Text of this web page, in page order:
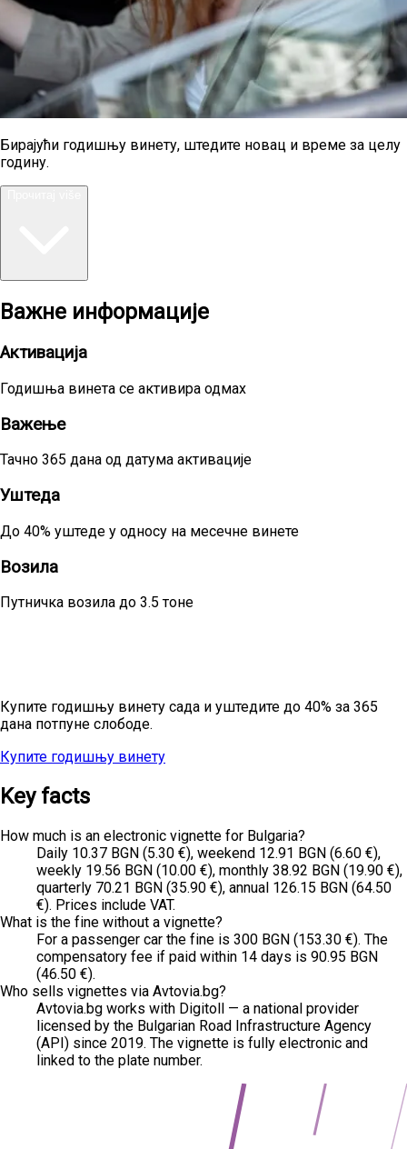
Бирајући годишњу винету, штедите новац и време за целу
годину.
Важне информације
Активација
Годишња винета се активира одмах
Важење
Тачно 365 дана од датума активације
Уштеда
До 40% уштеде у односу на месечне винете
Возила
Путничка возила до 3.5 тоне
Купите годишњу винету сада и уштедите до 40% за 365
дана потпуне слободе.
Купите годишњу винету
Key facts
How much is an electronic vignette for Bulgaria?
Daily 10.37 BGN (5.30 €), weekend 12.91 BGN (6.60 €),
weekly 19.56 BGN (10.00 €), monthly 38.92 BGN (19.90 €),
quarterly 70.21 BGN (35.90 €), annual 126.15 BGN (64.50
€). Prices include VAT.
What is the fine without a vignette?
For a passenger car the fine is 300 BGN (153.30 €). The
compensatory fee if paid within 14 days is 90.95 BGN
(46.50 €).
Who sells vignettes via Avtovia.bg?
Avtovia.bg works with Digitoll — a national provider
licensed by the Bulgarian Road Infrastructure Agency
(API) since 2019. The vignette is fully electronic and
linked to the plate number.